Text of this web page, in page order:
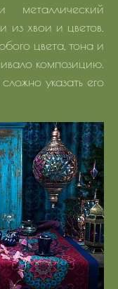
металлический
из хвои и цветов.
цвета, тона и
композицию.
указать его